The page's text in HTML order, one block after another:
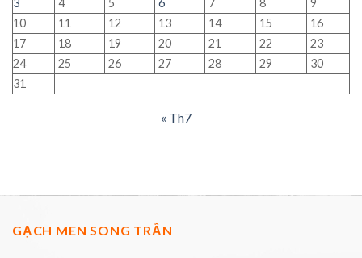
3
4 5 6 7 8
9
10
11 12 13 14 15
16
17
18 19 20 21 22
23
24
25 26 27 28 29
30
31
« Th7
GẠCH MEN SONG TRẦN